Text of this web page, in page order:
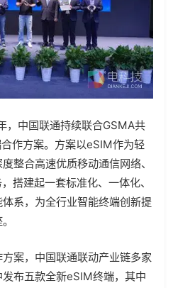
，中国联通持续联合GSMA共
作方案。方案以eSIM作为轻
整合高速优质移动通信网络、
搭建起一套标准化、一体化、
系，为全行业智能终端创新提
案，中国联通联动产业链多家
布五款全新eSIM终端，其中